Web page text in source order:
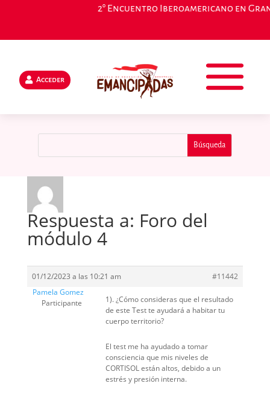
2° Encuentro Iberoamericano en
Acceder
Respuesta a: Foro del
módulo 4
01/12/2023 a las 10:21 am
#11442
Pamela Gomez
Participante
1). ¿Cómo consideras que el resultado
de este Test te ayudará a habitar tu
cuerpo territorio?
El test me ha ayudado a tomar
consciencia que mis niveles de
CORTISOL están altos, debido a un
estrés y presión interna.